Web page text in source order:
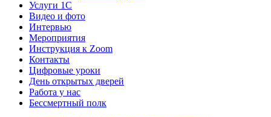
Услуги 1C
Видео и фото
Интервью
Мероприятия
Инструкция к Zoom
Контакты
Цифровые уроки
День открытых дверей
Работа у нас
Бессмертный полк